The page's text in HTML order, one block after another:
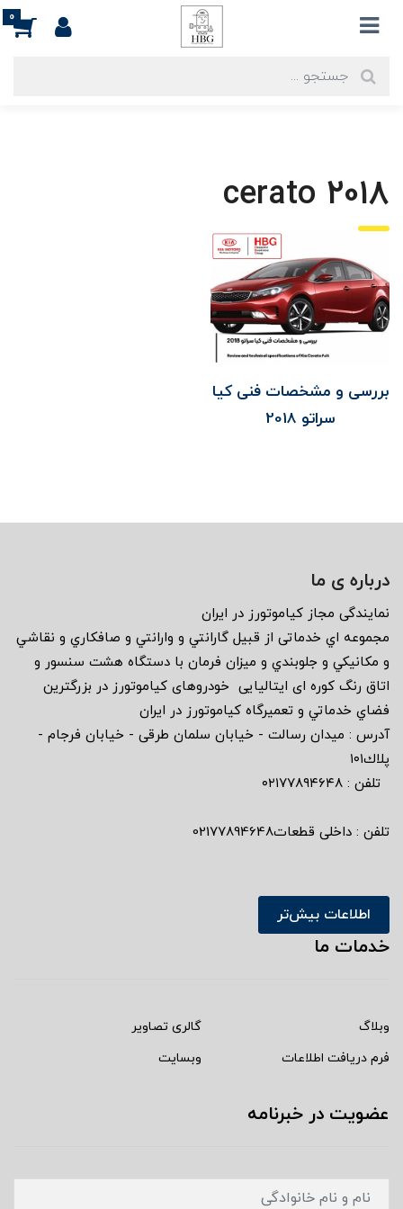
0
cerato 2018
بررسی و مشخصات فنی کیا
سراتو 2018
درباره ی ما
نمايندگى مجاز كياموتورز در ايران
مجموعه اي خدماتى از قبيل گارانتي و وارانتي و صافكاري و نقاشي
و مكانيكي و جلوبندي و ميزان فرمان با دستگاه هشت سنسور و
اتاق رنگ كوره اى ايتاليايى خودروهاى كياموتورز در بزرگترين
فضاي خدماتي و تعميرگاه كياموتورز در ايران
آدرس : ميدان رسالت - خيابان سلمان طرقى - خيابان فرجام -
پلاك١٠١
تلفن : ٠٢١٧٧٨٩٤٦٤٨
تلفن : داخلی قطعات02177894648
اطلاعات بیش‌تر
خدمات ما
وبلاگ
گالری تصاویر
فرم دریافت اطلاعات
وبسایت
عضویت در خبرنامه